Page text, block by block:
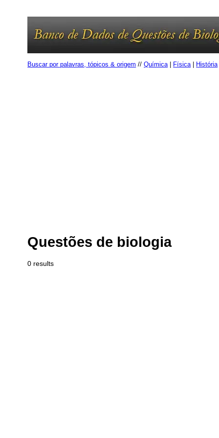
Buscar por palavras, tópicos & origem //Química | Física | História
Questões de biologia
0 results